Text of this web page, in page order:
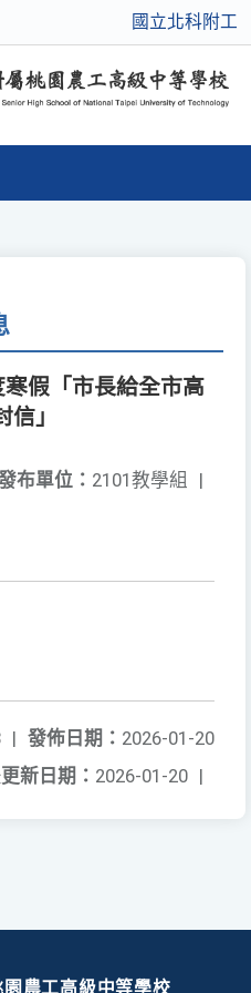
國立北科附工
假「市長給全市高
」
布單位： 2101教學組 |
發佈日期： 2026-01-20
|
新日期： 2026-01-20 |
農工高級中等學校